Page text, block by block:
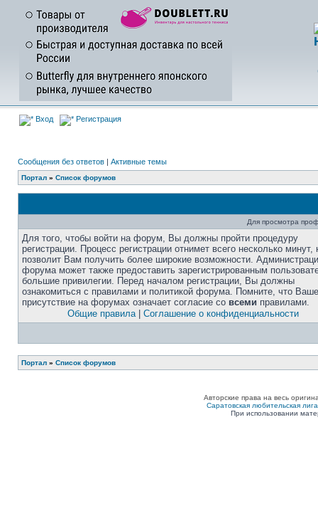
Вход Регистрация
Сообщения без ответов | Активные темы
Портал » Список форумов
Для просмотра
Для того, чтобы войти на форум, Вы должны пройти процедуру
регистрации. Процесс регистрации отнимет всего несколько минут,
позволит Вам получить более широкие возможности.
форума может также предоставить зарегистрированным
большие привилегии. Перед началом регистрации, Вы должны
ознакомиться с правилами и политикой форума. Помните, что Ваше
присутствие на форумах означает согласие со всеми правилами.
Общие правила| Соглашение о конфиденциальности
Портал » Список форумов
Авторские права на весь
Саратовская любительская
При использовании